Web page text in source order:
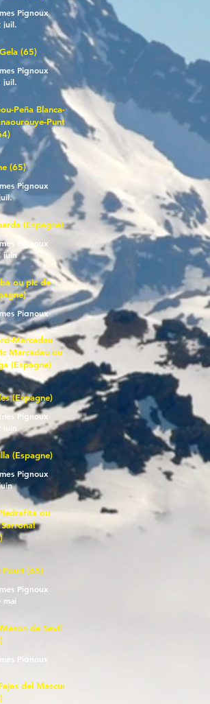
Pignoux
juil.
(65)
Pignoux
juil.
Peña Blanca-
Punta
Pignoux
(65)
Pignoux
(Espagne)
Pignoux
juin
ou pic de
Pignoux
juin
Marcadau
Marcadau ou
(Espagne)
Pignoux
juin(Espagne)
Pignoux
juin
(Espagne)
Pignoux
ou
Pouri (65)
Pignoux
mai
de Sevil
Pignoux
del Mascun